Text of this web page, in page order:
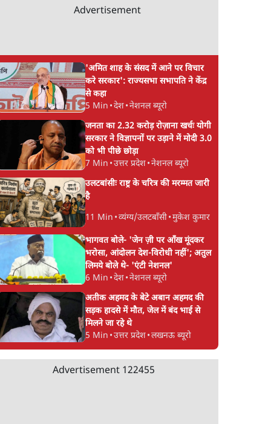
Advertisement
'अमित शाह के संसद में आने पर विचार
करे सरकार': राज्यसभा सभापति ने केंद्र
से कहा
5 Min •देश•नेशनल ब्यूरो
जनता का 2.32 करोड़ रोज़ाना खर्चः योगी
सरकार ने विज्ञापनों पर उड़ाने में मोदी 3.0
को भी पीछे छोड़ा
7 Min •उत्तर प्रदेश•नेशनल ब्यूरो
उलटबांसीः राष्ट्र के चरित्र की मरम्मत जारी
है
11 Min •व्यंग्य/उलटबाँसी•मुकेश कुमार
भागवत बोले- 'जेन ज़ी पर आँख मूंदकर
भरोसा, आंदोलन देश-विरोधी नहीं'; अतुल
लिमये बोले थे- 'एंटी नेशनल'
6 Min •देश•नेशनल ब्यूरो
अतीक अहमद के बेटे अबान अहमद की
सड़क हादसे में मौत, जेल में बंद भाई से
मिलने जा रहे थे
5 Min •उत्तर प्रदेश•लखनऊ ब्यूरो
Advertisement 122455